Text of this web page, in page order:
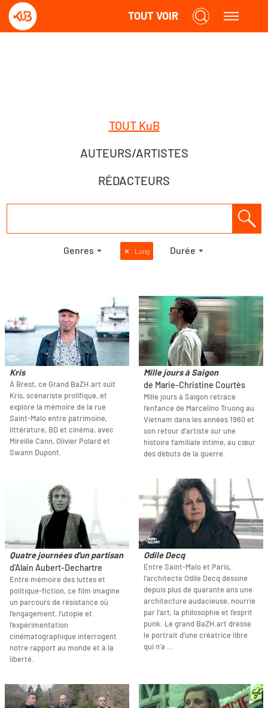
TOUT VOIR
TOUT KuB
AUTEURS/ARTISTES
RÉDACTEURS
Genres ✕ Long Durée
Kris
À Brest, ce Grand BaZH.art suit
Kris, scénariste prolifique, et
explore la mémoire de la rue
Saint-Malo entre patrimoine,
littérature, BD et cinéma, avec
Mireille Cann, Olivier Polard et
Swann Dupont.
Mille jours à Saigon
de Marie-Christine Courtès
Mille jours à Saigon retrace
l’enfance de Marcelino Truong au
Vietnam dans les années 1960 et
son retour d’artiste sur une
histoire familiale intime, au cœur
des débuts de la guerre.
Quatre journées d'un partisan
d'Alain Aubert-Dechartre
Entre mémoire des luttes et
politique-fiction, ce film imagine
un parcours de résistance où
l'engagement, l'utopie et
l'expérimentation
cinématographique interrogent
notre rapport au monde et à la
liberté.
Odile Decq
Entre Saint-Malo et Paris,
l’architecte Odile Decq dessine
depuis plus de quarante ans une
architecture audacieuse, nourrie
par l’art, la philosophie et l’esprit
punk. Le grand BaZH.art dresse
le portrait d’une créatrice libre
qui n’a …